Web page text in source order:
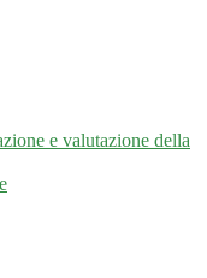
e valutazione della